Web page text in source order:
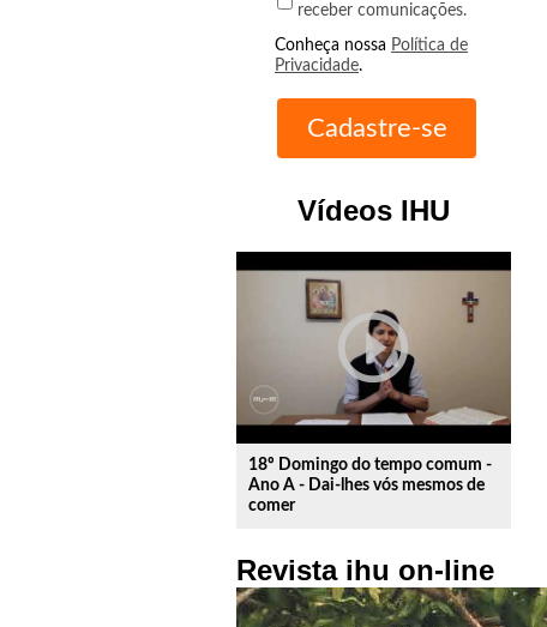
receber comunicações.
Conheça nossa Política de
Privacidade.
Vídeos IHU
play_circle_outline
18º Domingo do tempo comum -
Ano A - Dai-lhes vós mesmos de
comer
Revista ihu on-line